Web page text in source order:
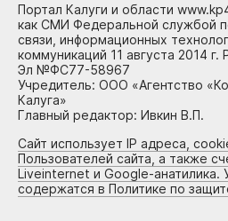
Портал Калуги и области
как СМИ Федеральной службой
связи, информационных
коммуникаций 11 августа 2014
Эл №ФС77-58967
Учредитель: ООО «Агентство
Калуга»
Главный редактор: Ивкин В.П.
Сайт использует IP адреса,
Пользователей сайта, а также
Liveinternet и Google-анатилика.
содержатся в Политике по